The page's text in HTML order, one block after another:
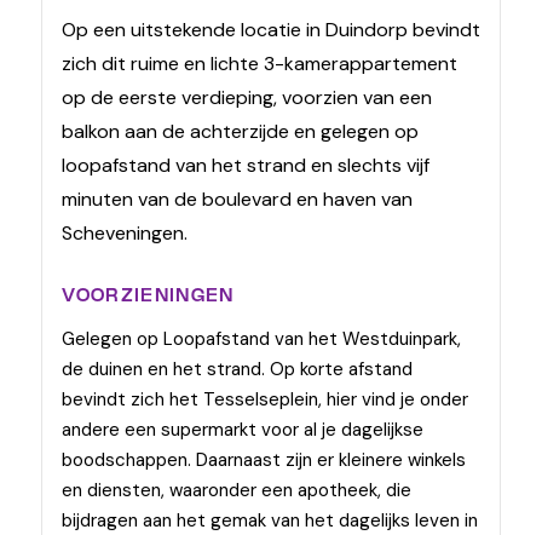
Op een uitstekende locatie in Duindorp bevindt
zich dit ruime en lichte 3-kamerappartement
op de eerste verdieping, voorzien van een
balkon aan de achterzijde en gelegen op
loopafstand van het strand en slechts vijf
minuten van de boulevard en haven van
Scheveningen.
VOORZIENINGEN
Gelegen op Loopafstand van het Westduinpark,
de duinen en het strand. Op korte afstand
bevindt zich het Tesselseplein, hier vind je onder
andere een supermarkt voor al je dagelijkse
boodschappen. Daarnaast zijn er kleinere winkels
en diensten, waaronder een apotheek, die
bijdragen aan het gemak van het dagelijks leven in